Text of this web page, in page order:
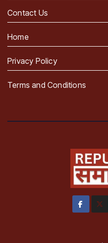
Contact Us
Home
Privacy Policy
Terms and Conditions